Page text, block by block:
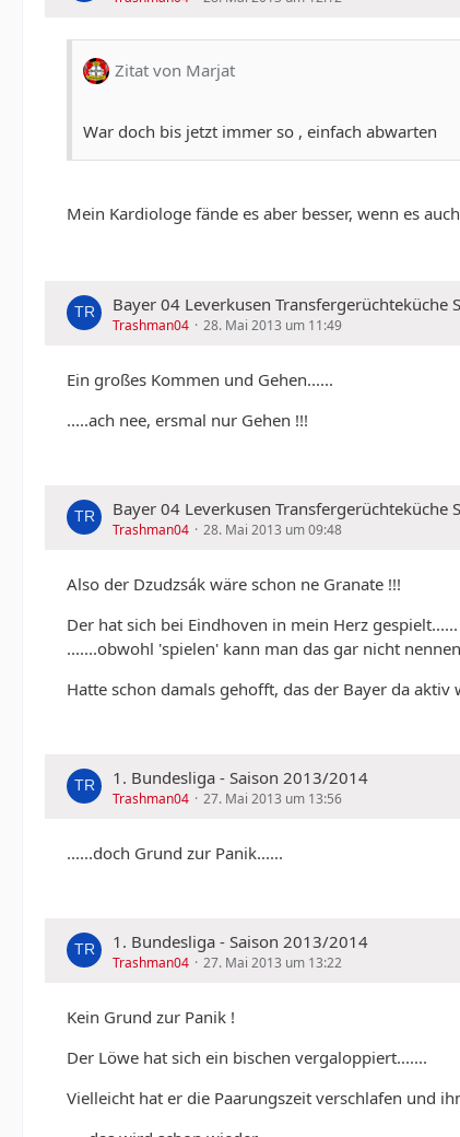
Zitat von Marjat
War doch bis jetzt immer so , einfach abwarten
Mein Kardiologe fände es aber besser, wenn es
Bayer 04 Leverkusen
Trashman04 28. Mai 2013 um 11:49
Ein großes Kommen und Gehen......
.....ach nee, ersmal nur Gehen !!!
Bayer 04 Leverkusen
Trashman04 28. Mai 2013 um 09:48
Also der Dzudzsák wäre schon ne Granate !!!
Der hat sich bei Eindhoven in mein Herz gespielt......
.......obwohl 'spielen' kann man das gar nicht
Hatte schon damals gehofft, das der Bayer da aktiv
1. Bundesliga - Saison 2013/2014
Trashman04 27. Mai 2013 um 13:56
......doch Grund zur Panik......
1. Bundesliga - Saison 2013/2014
Trashman04 27. Mai 2013 um 13:22
Kein Grund zur Panik !
Der Löwe hat sich ein bischen vergaloppiert.......
Vielleicht hat er die Paarungszeit verschlafen und